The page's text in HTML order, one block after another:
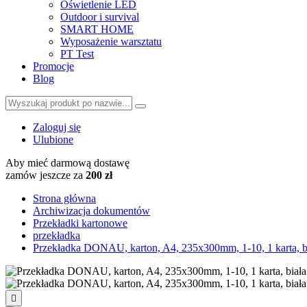
Oświetlenie LED
Outdoor i survival
SMART HOME
Wyposażenie warsztatu
PT Test
Promocje
Blog
Zaloguj się
Ulubione
Aby mieć darmową dostawę
zamów jeszcze za 200 zł
Strona główna
Archiwizacja dokumentów
Przekładki kartonowe
przekładka
Przekładka DONAU, karton, A4, 235x300mm, 1-10, 1 karta,
